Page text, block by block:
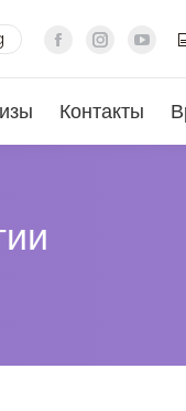
Контакты